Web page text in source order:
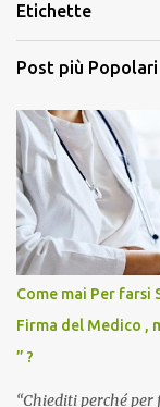
Etichette
Post più Popolari
Come mai Per
Firma del Medico ,
” ?
“Chiediti perché